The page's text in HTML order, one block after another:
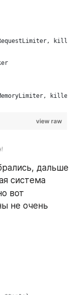
дальше
система
вот
не очень